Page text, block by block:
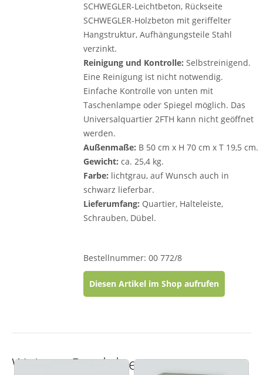
SCHWEGLER-Leichtbeton, Rückseite
SCHWEGLER-Holzbeton mit geriffelter
Hangstruktur, Aufhängungsteile Stahl
verzinkt.
Reinigung und Kontrolle: Selbstreinigend.
Eine Reinigung ist nicht notwendig.
Einfache Kontrolle von unten mit
Taschenlampe oder Spiegel möglich. Das
Universalquartier 2FTH kann nicht geöffnet
werden.
Außenmaße: B 50 cm x H 70 cm x T 19,5 cm.
Gewicht: ca. 25,4 kg.
Farbe: lichtgrau, auf Wunsch auch in
schwarz lieferbar.
Lieferumfang: Quartier, Halteleiste,
Schrauben, Dübel.
Bestellnummer: 00 772/8
Diesen Artikel im Shop aufrufen
Weitere Produkte